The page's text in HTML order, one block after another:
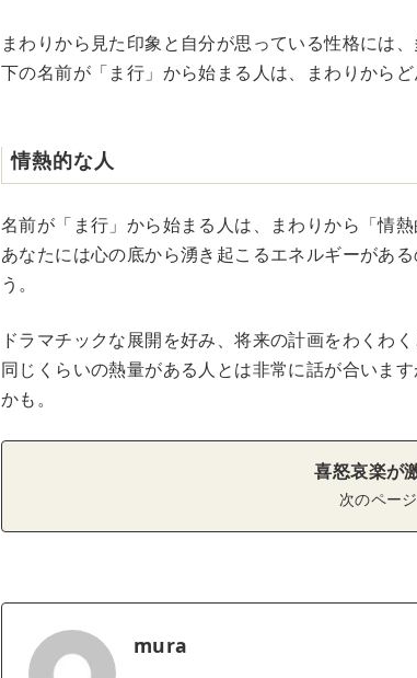
まわりから見た印象と自分が思っている性格には
下の名前が「ま行」から始まる人は、まわりから
情熱的な人
名前が「ま行」から始まる人は、まわりから「情熱
あなたには心の底から湧き起こるエネルギーがあ
う。
ドラマチックな展開を好み、将来の計画をわくわ
同じくらいの熱量がある人とは非常に話が合いま
かも。
喜怒哀楽が
次のペー
mura